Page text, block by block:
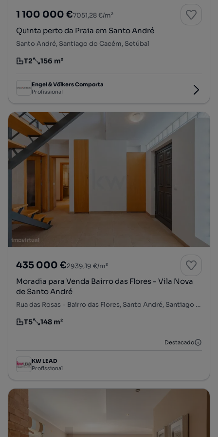
1 100 000 €7051,28 €/m²
Quinta perto da Praia em Santo André
Santo André, Santiago do Cacém, Setúbal
Tipologia
T2
Preço por metro quadrado
156 m²
Engel & Völkers Comporta
Profissional
435 000 €2939,19 €/m²
Moradia para Venda Bairro das Flores - Vila Nova
de Santo André
Rua das Rosas - Bairro das Flores, Santo André, Santiago do Cacém, Setúbal
Tipologia
T5
Preço por metro quadrado
148 m²
Destacado
KW LEAD
Profissional